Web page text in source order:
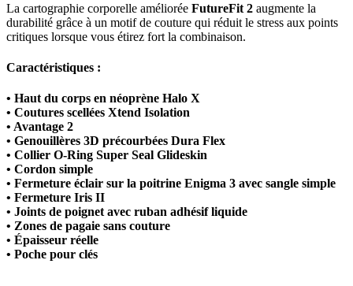
La cartographie corporelle améliorée FutureFit 2 augmente la
durabilité grâce à un motif de couture qui réduit le stress aux points
critiques lorsque vous étirez fort la combinaison.
Caractéristiques :
• Haut du corps en néoprène Halo X
• Coutures scellées Xtend Isolation
• Avantage 2
• Genouillères 3D précourbées Dura Flex
• Collier O-Ring Super Seal Glideskin
• Cordon simple
• Fermeture éclair sur la poitrine Enigma 3 avec sangle simple
• Fermeture Iris II
• Joints de poignet avec ruban adhésif liquide
• Zones de pagaie sans couture
• Épaisseur réelle
• Poche pour clés